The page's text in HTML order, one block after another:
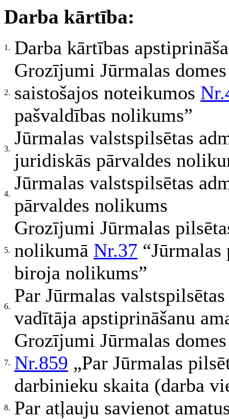
Darba kārtība:
1. Darba kārtības
2.
Grozījumi Jūrmalas
saistošajos noteikumos
pašvaldības nolikums”
3.
Jūrmalas valstspilsētas
juridiskās pārvaldes
4.
Jūrmalas valstspilsētas
pārvaldes nolikums
5.
Grozījumi Jūrmalas
nolikumā Nr.37 “Jūrmalas
biroja nolikums”
6.
Par Jūrmalas
vadītāja apstiprināšanu
7.
Grozījumi Jūrmalas
Nr.859 „Par Jūrmalas
darbinieku skaita (darba
8. Par atļauju savienot